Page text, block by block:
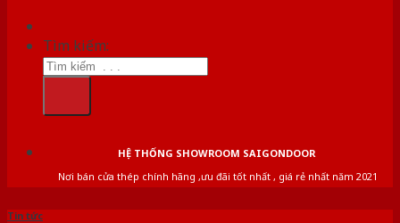
Tìm kiếm:
HỆ THỐNG SHOWROOM SAIGONDOOR
Nơi bán cửa thép chính hãng ,ưu đãi tốt nhất , giá rẻ nhất năm 2021
Tin tức